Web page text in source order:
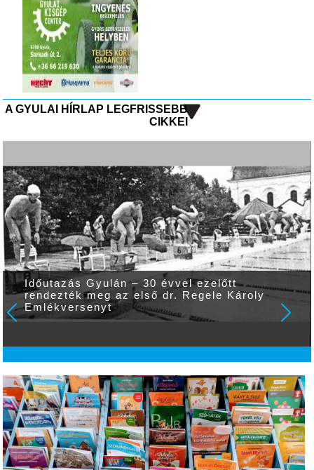
A GYULAI HÍRLAP LEGFRISSEBB
CIKKEI
Itt a legfrissebb Gyulai Hírlap!
újságárusoknál!